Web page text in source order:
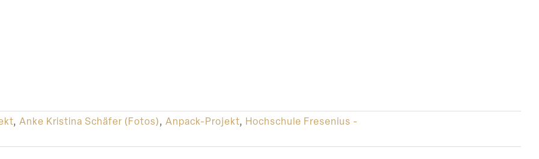
, Anke Kristina Schäfer (Fotos), Anpack-Projekt, Hochschule Fresenius -